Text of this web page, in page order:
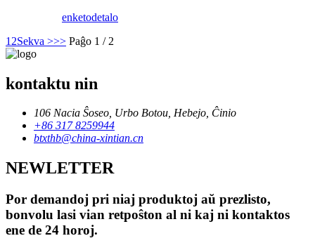
enketodetalo
1 2Sekva >>> Paĝo 1 / 2
kontaktu nin
106 Nacia Ŝoseo, Urbo Botou, Hebejo, Ĉinio
+86 317 8259944
btxthb@china-xintian.cn
NEWLETTER
Por demandoj pri niaj produktoj aŭ prezlisto,
bonvolu lasi vian retpoŝton al ni kaj ni kontaktos
ene de 24 horoj.